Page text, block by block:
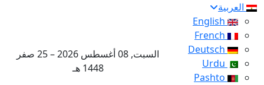
العربية
السبت, 08 أغسطس 2026 – 25 صفر
1448 هـ